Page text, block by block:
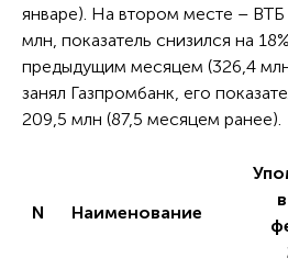
январе). На втором месте – ВТБ
млн, показатель снизился на
предыдущим месяцем (326,4
занял Газпромбанк, его
209,5 млн (87,5 месяцем ранее).
N Наименование